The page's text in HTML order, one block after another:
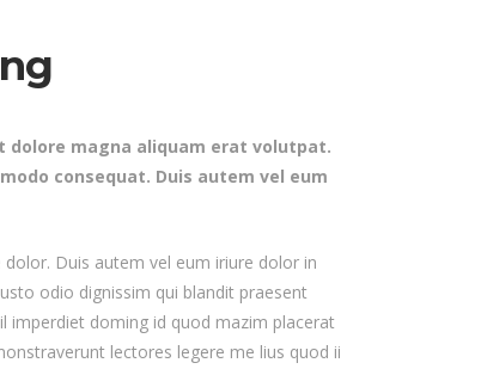
dolore magna aliquam erat volutpat.
consequat. Duis autem vel eum
Duis autem vel eum iriure dolor in
odio dignissim qui blandit praesent
imperdiet doming id quod mazim placerat
lectores legere me lius quod ii